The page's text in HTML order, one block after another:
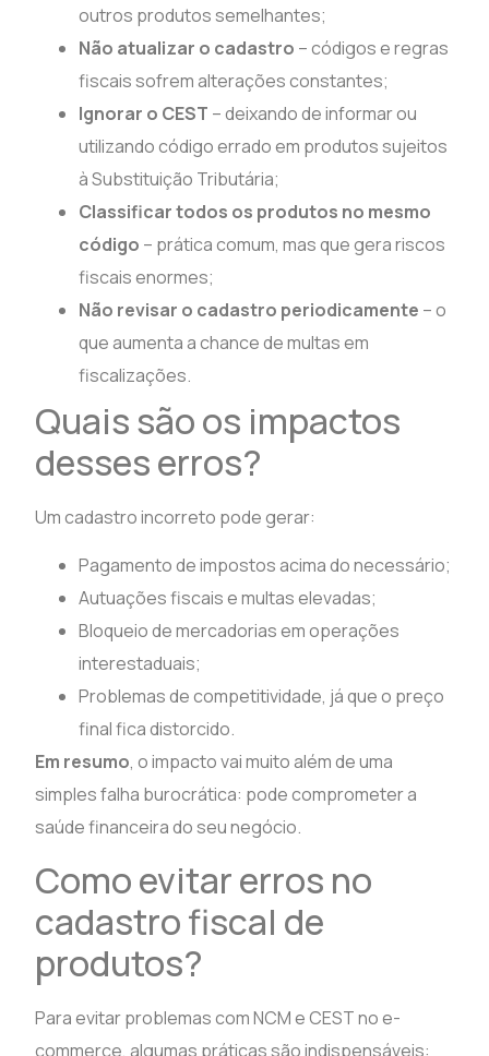
outros produtos semelhantes;
Não atualizar o cadastro – códigos e regras
fiscais sofrem alterações constantes;
Ignorar o CEST – deixando de informar ou
utilizando código errado em produtos sujeitos
à Substituição Tributária;
Classificar todos os produtos no mesmo
código – prática comum, mas que gera riscos
fiscais enormes;
Não revisar o cadastro periodicamente – o
que aumenta a chance de multas em
fiscalizações.
Quais são os impactos
desses erros?
Um cadastro incorreto pode gerar:
Pagamento de impostos acima do necessário;
Autuações fiscais e multas elevadas;
Bloqueio de mercadorias em operações
interestaduais;
Problemas de competitividade, já que o preço
final fica distorcido.
Em resumo, o impacto vai muito além de uma
simples falha burocrática: pode comprometer a
saúde financeira do seu negócio.
Como evitar erros no
cadastro fiscal de
produtos?
Para evitar problemas com NCM e CEST no e-
commerce, algumas práticas são indispensáveis: